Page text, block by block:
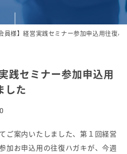
会員様】経営実践セミナー参加申込用往復
践セミナー参加申込用
した
ご案内いたしました、第１回経営
加お申込用の往復ハガキが、今週